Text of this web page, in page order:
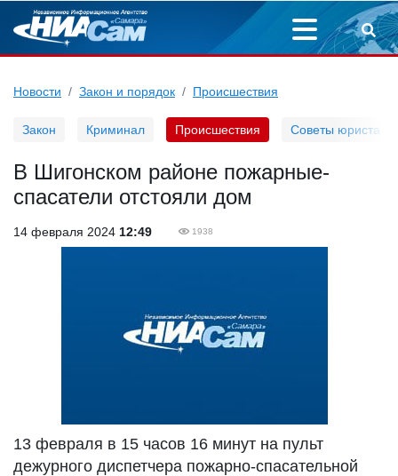
Новости Закон и порядок Происшествия
Закон Криминал Происшествия Советы юриста
В Шигонском районе пожарные-
спасатели отстояли дом
14 февраля 2024 12:49 1938
13 февраля в 15 часов 16 минут на пульт
дежурного диспетчера пожарно-спасательной